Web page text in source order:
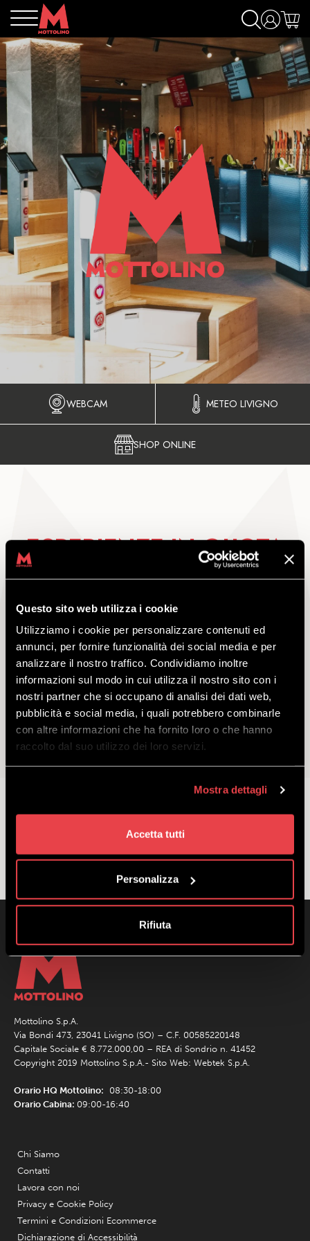
Questo sito web utilizza i cookie
Utilizziamo i cookie per personalizzare contenuti ed
annunci, per fornire funzionalità dei social media e per
analizzare il nostro traffico. Condividiamo inoltre
informazioni sul modo in cui utilizza il nostro sito con i
nostri partner che si occupano di analisi dei dati web,
pubblicità e social media, i quali potrebbero combinarle
con altre informazioni che ha fornito loro o che hanno
raccolto dal suo utilizzo dei loro servizi.
Mostra dettagli
Accetta tutti
Personalizza
Rifiuta
WEBCAM METEO LIVIGNO
SHOP ONLINE
ESPERIENZE IN QUOTA
CENA IN QUOTA
SCOPRI
La suggestiva cena in quota al rifugio Camanel di
da€110.00
€90.00
Mottolino S.p.A.
Via Bondi 473, 23041 Livigno (SO) – C.F. 00585220148
Capitale Sociale € 8.772.000,00 – REA di Sondrio n. 41452
Copyright 2019 Mottolino S.p.A.- Sito Web: Webtek S.p.A.
Orario HQ Mottolino: 08:30-18:00
Orario Cabina: 09:00-16:40
Chi Siamo
Contatti
Lavora con noi
Privacy e Cookie Policy
Termini e Condizioni Ecommerce
Dichiarazione di Accessibilità